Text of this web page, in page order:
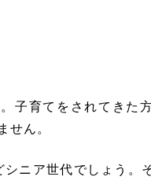
子育てをされてきた
せん。
ニア世代でしょう。